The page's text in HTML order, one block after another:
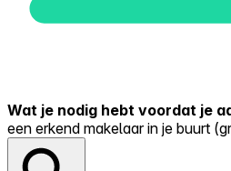
Wat je nodig hebt voordat je
een erkend makelaar in je buurt